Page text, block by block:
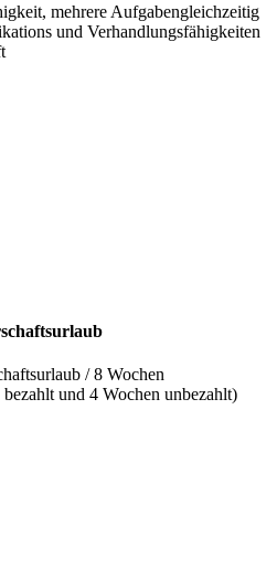
mehrere Aufgabengleichzeitig
und Verhandlungsfähigkeiten
/ 8 Wochen
und 4 Wochen unbezahlt)